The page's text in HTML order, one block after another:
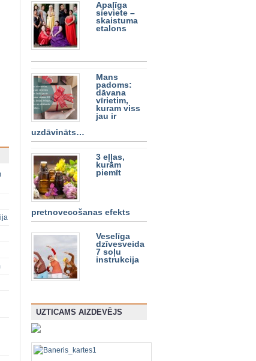
Apaļīga
sieviete –
skaistuma
etalons
Mans
padoms:
dāvana
vīrietim,
kuram viss
jau ir
uzdāvināts…
3 eļļas,
kurām
piemīt
pretnovecošanas efekts
Veselīga
dzīvesveida
7 soļu
instrukcija
UZTICAMS AIZDEVĒJS